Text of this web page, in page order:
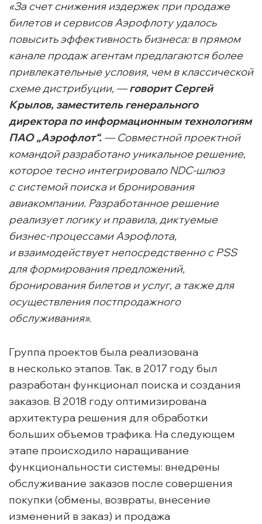
«За счет снижения издержек при продаже
билетов и сервисов Аэрофлоту удалось
повысить эффективность бизнеса: в прямом
канале продаж агентам предлагаются более
привлекательные условия, чем в классической
схеме дистрибуции, —говорит Сергей
Крылов, заместитель генерального
директора по информационным технологиям
ПАО „Аэрофлот“. — Совместной проектной
командой разработано уникальное решение,
которое тесно интегрировалоNDC-шлюз
с системой поиска и бронирования
авиакомпании. Разработанное решение
реализует логику и правила, диктуемые
бизнес-процессамиАэрофлота,
и взаимодействует непосредственно с PSS
для формирования предложений,
бронирования билетов и услуг, а также для
осуществления постпродажного
обслуживания».
Группа проектов была реализована
в несколько этапов. Так, в 2017 году был
разработан функционал поиска и создания
заказов. В 2018 году оптимизирована
архитектура решения для обработки
больших объемов трафика. На следующем
этапе происходило наращивание
функциональности системы: внедрены
обслуживание заказов после совершения
покупки (обмены, возвраты, внесение
изменений в заказ) и продажа